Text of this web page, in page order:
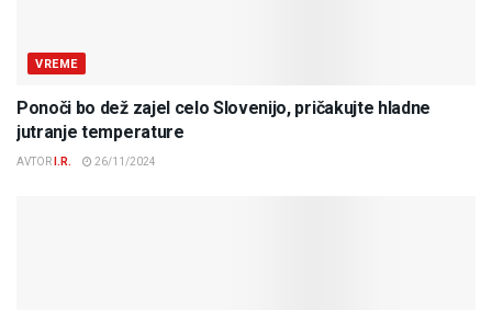
VREME
Ponoči bo dež zajel celo Slovenijo, pričakujte hladne
jutranje temperature
AVTOR I.R. 26/11/2024